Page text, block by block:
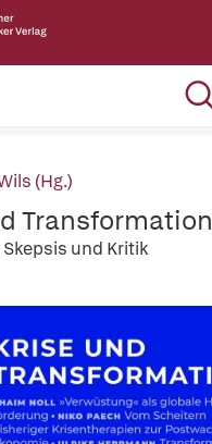
(Hg.)
Transformation
und Kritik